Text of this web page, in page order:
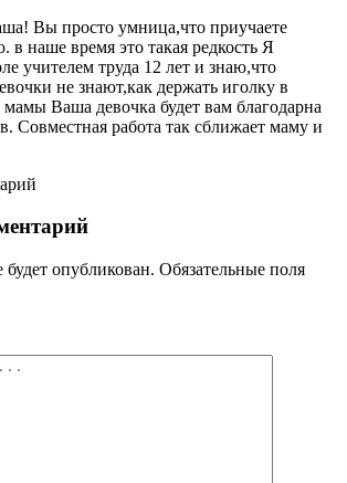
Вы просто умница,что приучаете
наше время это такая редкость Я
учителем труда 12 лет и знаю,что
не знают,как держать иголку в
мамы Ваша девочка будет вам благодарна
Совместная работа так сближает маму и
опубликован. Обязательные поля